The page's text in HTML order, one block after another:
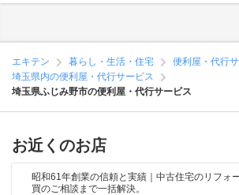
エキテン 暮らし・生活・住宅
便利屋・代行
埼玉県内の便利屋・代行サービス
埼玉県ふじみ野市の便利屋・代行サービス
お近くのお店
昭和61年創業の信頼と実績｜中古住宅のリフォ
買のご相談まで一括解決。